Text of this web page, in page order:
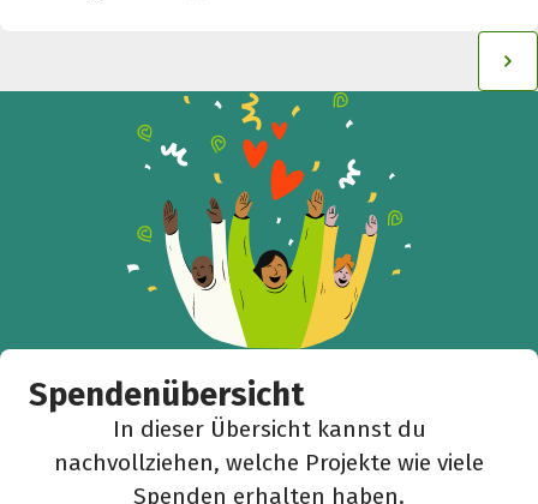
Spendenübersicht
In dieser Übersicht kannst du
nachvollziehen, welche Projekte wie viele
Spenden erhalten haben.
Messenger